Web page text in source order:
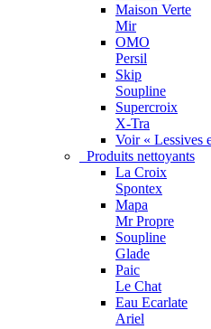
Maison Verte
Mir
OMO
Persil
Skip
Soupline
Supercroix
X-Tra
Voir « Lessives
Produits nettoyants
La Croix
Spontex
Mapa
Mr Propre
Soupline
Glade
Paic
Le Chat
Eau Ecarlate
Ariel